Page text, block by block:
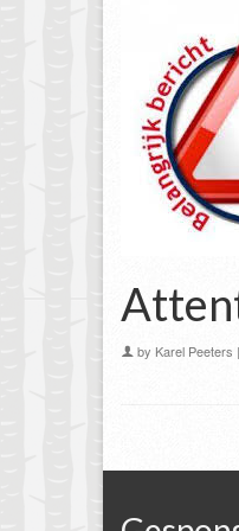
by Karel Peeters |